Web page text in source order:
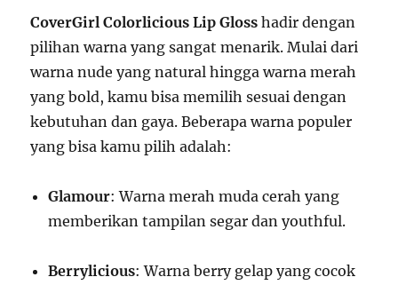
CoverGirl Colorlicious Lip Gloss hadir dengan
pilihan warna yang sangat menarik. Mulai dari
warna nude yang natural hingga warna merah
yang bold, kamu bisa memilih sesuai dengan
kebutuhan dan gaya. Beberapa warna populer
yang bisa kamu pilih adalah:
Glamour: Warna merah muda cerah yang
memberikan tampilan segar dan youthful.
Berrylicious: Warna berry gelap yang cocok